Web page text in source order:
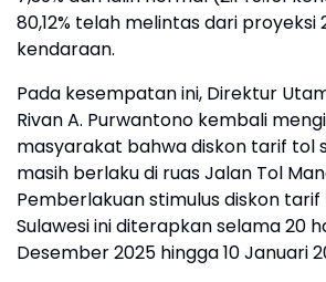
80,12% telah melintas dari proyeksi
kendaraan.
Pada kesempatan ini, Direktur
Rivan A. Purwantono kembali
masyarakat bahwa diskon tarif tol
masih berlaku di ruas Jalan Tol
Pemberlakuan stimulus diskon tarif
Sulawesi ini diterapkan selama 20
Desember 2025 hingga 10 Januari